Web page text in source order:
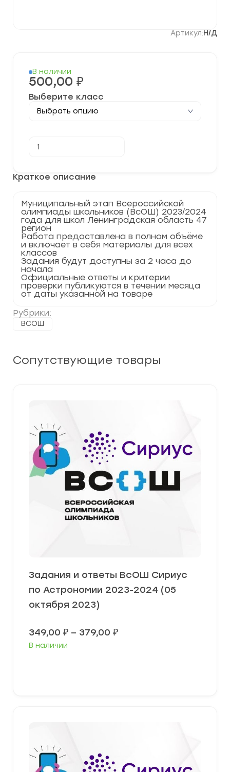
Артикул:Н/Д
Краткое описание
Муниципальный этап Всероссийской
олимпиады школьников (ВсОШ) 2023/2024
года для школ Ленинградская область 47
регион
Работа предоставлена в полном объёме
и включает в себя материалы для всех
классов
Задания будут доступны за 2 часа до
начала
Официальные ответы и критерии
проверки публикуются в течении месяца
от даты указанной на товаре
Рубрики:
ВСОШ
В наличии
500,00 ₽
Выберите класс
товара
Муниципальный
этап
культуре
2023-
2024
г.
Ленинградская
область
47
регион
Сопутствующие товары
Задания и ответы ВсОШ Сириус
по Астрономии 2023-2024 (05
октября 2023)
349,00 ₽ – 379,00 ₽Диапазон
В наличии